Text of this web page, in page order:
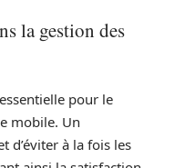
la gestion des
pour le
mobile. Un
d’éviter à la fois les